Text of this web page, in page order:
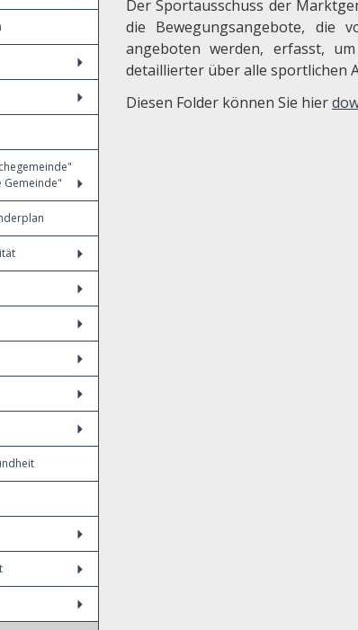
Gemeinde"
Der Sportausschuss der
die Bewegungsangebote, die
angeboten werden, erfasst,
detaillierter über alle sportlichen
Diesen Folder können Sie hier